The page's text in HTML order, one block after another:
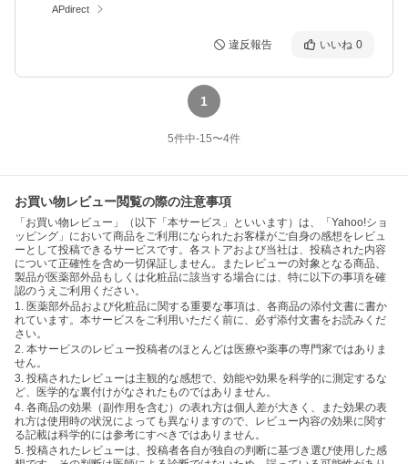
APdirect
違反報告 いいね 0
1
5件中-15〜4件
お買い物レビュー閲覧の際の注意事項
「お買い物レビュー」（以下「本サービス」といいます）は、「Yahoo!ショ
ッピング」において商品をご利用になられたお客様がご自身の感想をレビュ
ーとして投稿できるサービスです。各ストアおよび当社は、投稿された内容
について正確性を含め一切保証しません。またレビューの対象となる商品、
製品が医薬部外品もしくは化粧品に該当する場合には、特に以下の事項を確
認のうえご利用ください。
1. 医薬部外品および化粧品に関する重要な事項は、各商品の添付文書に書か
れています。本サービスをご利用いただく前に、必ず添付文書をお読みくだ
さい。
2. 本サービスのレビュー投稿者のほとんどは医療や薬事の専門家ではありま
せん。
3. 投稿されたレビューは主観的な感想で、効能や効果を科学的に測定するな
ど、医学的な裏付けがなされたものではありません。
4. 各商品の効果（副作用を含む）の表れ方は個人差が大きく、また効果の表
れ方は使用時の状況によっても異なりますので、レビュー内容の効果に関す
る記載は科学的には参考にすべきではありません。
5. 投稿されたレビューは、投稿者各自が独自の判断に基づき選び使用した感